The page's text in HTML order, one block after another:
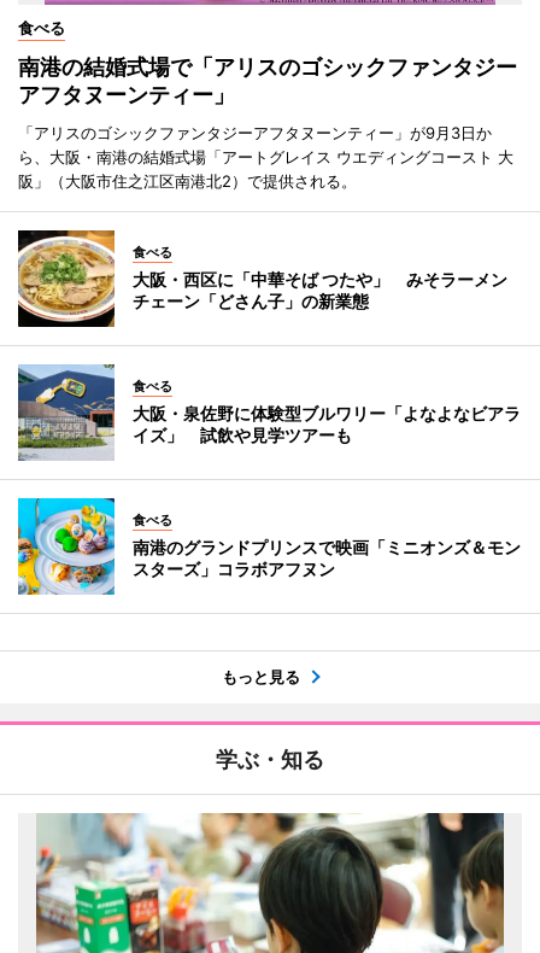
食べる
南港の結婚式場で「アリスのゴシックファンタジー
アフタヌーンティー」
「アリスのゴシックファンタジーアフタヌーンティー」が9月3日か
ら、大阪・南港の結婚式場「アートグレイス ウエディングコースト 大
阪」（大阪市住之江区南港北2）で提供される。
食べる
大阪・西区に「中華そば つたや」 みそラーメン
チェーン「どさん子」の新業態
食べる
大阪・泉佐野に体験型ブルワリー「よなよなビアラ
イズ」 試飲や見学ツアーも
食べる
南港のグランドプリンスで映画「ミニオンズ＆モン
スターズ」コラボアフヌン
もっと見る
学ぶ・知る